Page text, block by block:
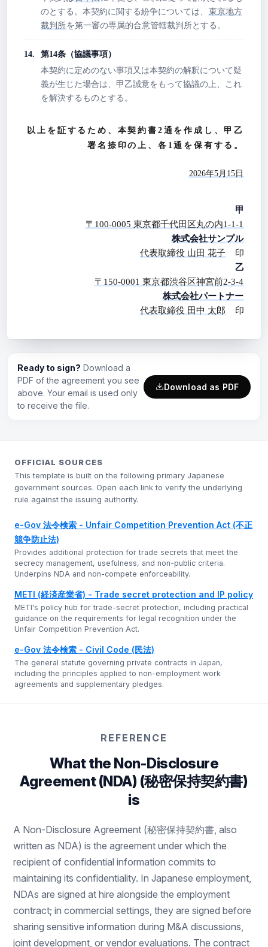
のとする。本契約に関する紛争については、 東京地方
裁判所を第一審の専属的合意管轄裁判所とする。
第14条（協議事項）
本契約に定めのない事項又は本契約の解釈について疑
義が生じた場合は、甲乙誠意をもって協議の上、これ
を解決するものとする。
以上を証するため、本契約書2通を作成し、甲乙
署名捺印の上、各1通を保有する。
2026年5月15日
甲
〒100-0005 東京都千代田区丸の内1-1-1
株式会社サンプル
代表取締役 山田 花子 印
乙
〒150-0001 東京都渋谷区神宮前2-3-4
株式会社パートナー
代表取締役 田中 太郎
印
Ready to sign? Download a
PDF of the agreement you see
above. Your email is used only
to receive the file.
Download as PDF
OFFICIAL SOURCES
This template is built on the following primary Japanese
government sources. Open each link to verify the underlying
rule against the issuing authority.
e-Gov 法令検索 - Unfair Competition Prevention Act (不正
競争防止法)
Provides additional protection for trade secrets that meet the
secrecy management, usefulness, and non-public criteria.
Underpins NDA and non-compete enforceability.
METI (経済産業省) - Trade secret protection and IP policy
METI's policy hub for trade-secret protection, including practical
guidance on the requirements for legal recognition under the
Unfair Competition Prevention Act.
e-Gov 法令検索 - Civil Code (民法)
The general statute governing private contracts in Japan,
including the principles applied to non-employment work
agreements and supplementary pledges.
REFERENCE
What the Non-Disclosure
Agreement (NDA) (秘密保持契約書)
is
A Non-Disclosure Agreement (秘密保持契約書, also
written as NDA) is the agreement under which the
recipient of confidential information commits to
maintaining its confidentiality. In Japanese employment,
NDAs are signed at hire alongside the employment
contract; in commercial settings, they are signed before
sharing sensitive information during M&A discussions,
joint development, or vendor evaluations. The contract